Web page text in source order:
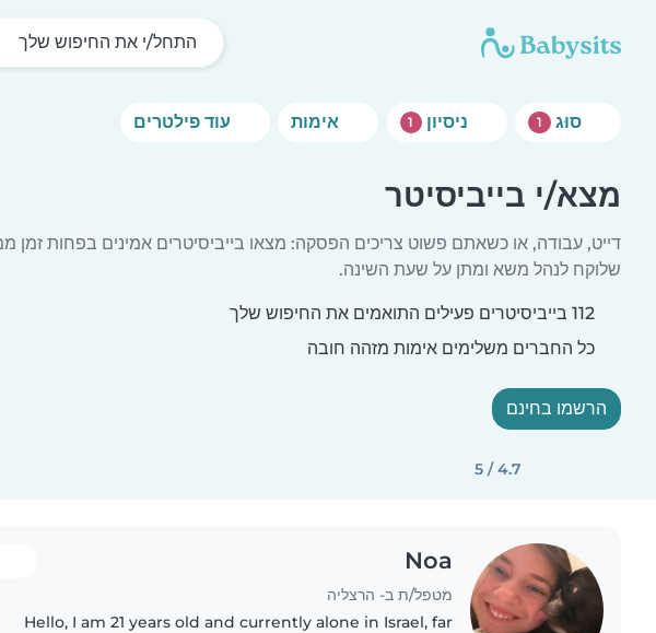
התחל/י את החיפוש שלך
1
1
מצא/י בייביסיטר
דייט, עבודה, או כשאתם פשוט צריכים הפסקה: מצאו בייביסיטרים אמינים בפחות זמן
שלוקח לנהל משא ומתן על שעת השינה.
112 בייביסיטרים פעילים התואמים את החיפוש שלך
כל החברים משלימים אימות מזהה חובה
הרשמו בחינם
4.7 / 5
Noa
מטפל/ת ב- הרצליה
Hello, I am 21 years old and currently alone in Israel, far